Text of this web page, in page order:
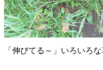
「伸びてる～」いろいろ